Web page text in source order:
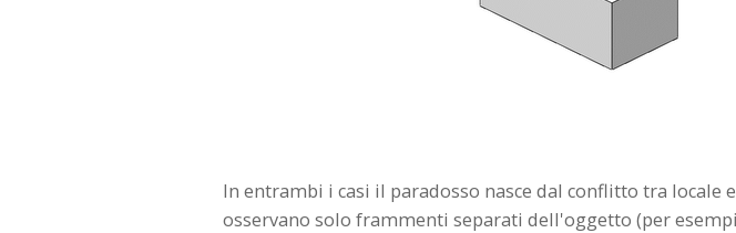
In entrambi i casi il paradosso nasce dal conflitto tra locale
osservano solo frammenti separati dell'oggetto (per